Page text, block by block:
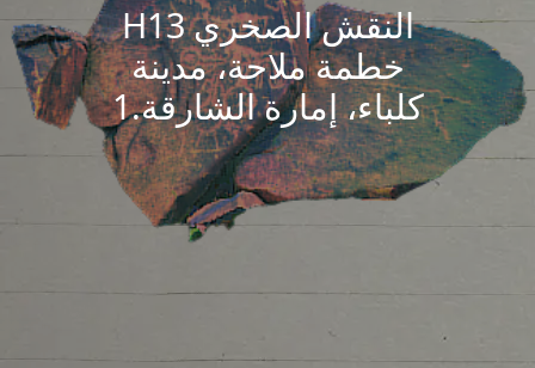
النقش الصخري H13
خطمة ملاحة، مدينة
كلباء، إمارة الشارقة.1